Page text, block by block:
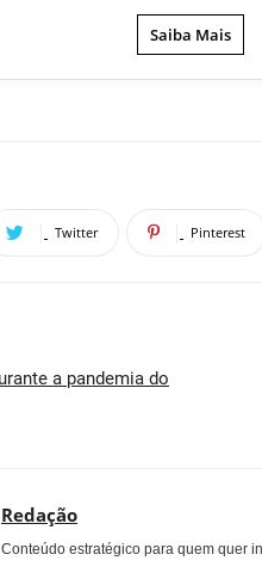
Saiba Mais
Twitter Pinterest
a pandemia do
Redação
Conteúdo estratégico para quem quer